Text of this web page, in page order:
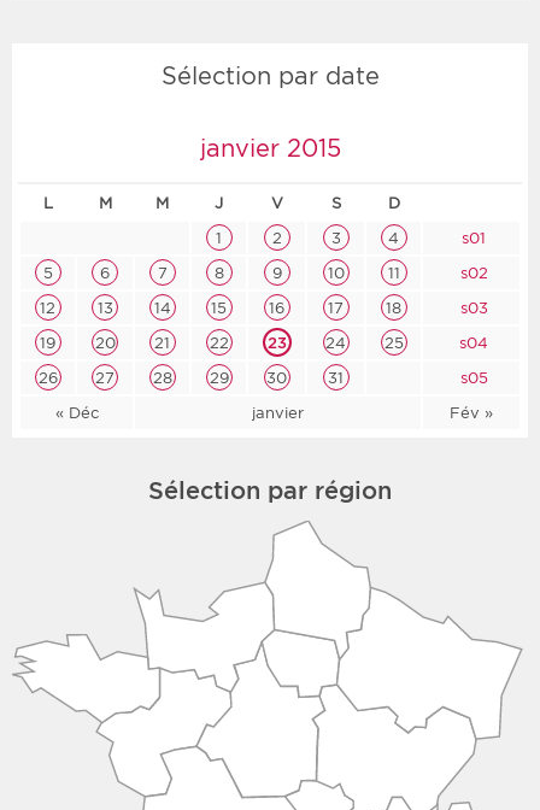
Sélection par date
janvier 2015
L M M J V S D
« Déc janvier Fév »
1 2 3 4
s01
5
6 7 8 9 10 11
s02
12
13 14 15 16 17 18
s03
19
20 21 22 23 24 25
s04
26
27 28 29 30 31 s05
Sélection par région